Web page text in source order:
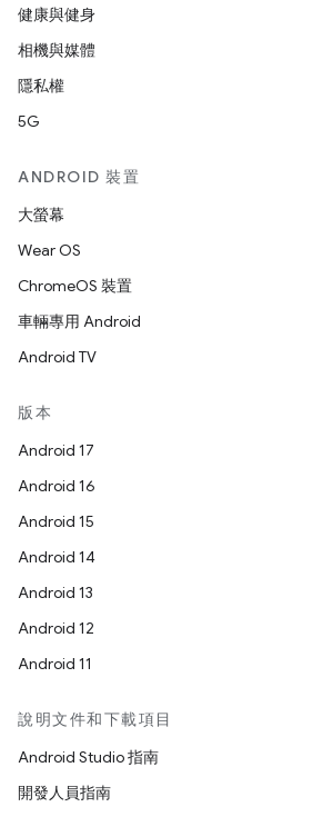
健康與健身
相機與媒體
隱私權
5G
ANDROID 裝置
大螢幕
Wear OS
ChromeOS 裝置
車輛專用 Android
Android TV
版本
Android 17
Android 16
Android 15
Android 14
Android 13
Android 12
Android 11
說明文件和下載項目
Android Studio 指南
開發人員指南